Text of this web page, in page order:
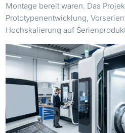
Montage bereit waren. Das
Prototypenentwicklung,
Hochskalierung auf